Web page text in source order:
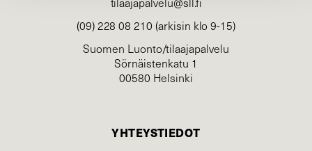
(09) 228 08 210 (arkisin klo 9-15)
Suomen Luonto/tilaajapalvelu
Sörnäistenkatu 1
00580 Helsinki
YHTEYSTIEDOT